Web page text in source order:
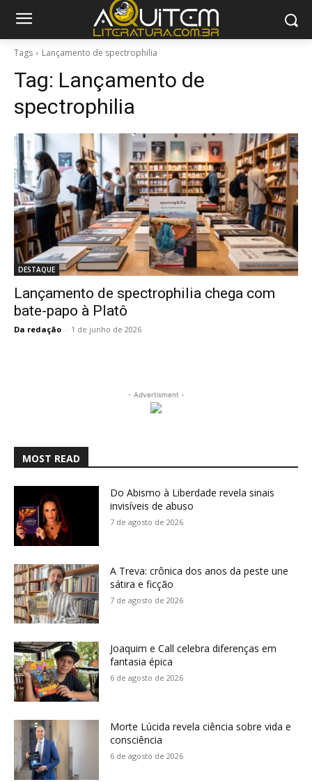
Tags Lançamento de spectrophilia
Tag: Lançamento de
spectrophilia
DESTAQUE
Lançamento de spectrophilia chega com
bate-papo à Platô
Da redação - 1 de junho de 2026
- Advertisment -
MOST READ
Do Abismo à Liberdade revela sinais
invisíveis de abuso
7 de agosto de 2026
A Treva: crônica dos anos da peste une
sátira e ficção
7 de agosto de 2026
Joaquim e Call celebra diferenças em
fantasia épica
6 de agosto de 2026
Morte Lúcida revela ciência sobre vida e
consciência
6 de agosto de 2026